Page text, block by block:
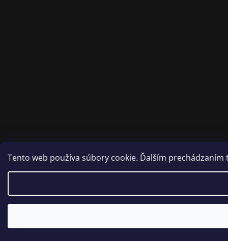
Tento web používa súbory cookie. Ďalším